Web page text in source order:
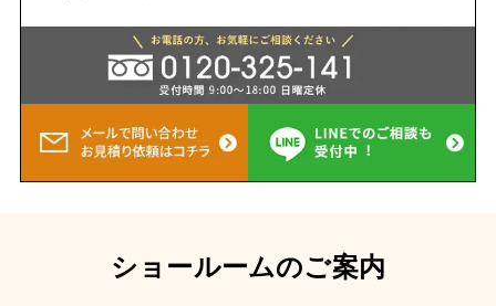
ショールームのご案内